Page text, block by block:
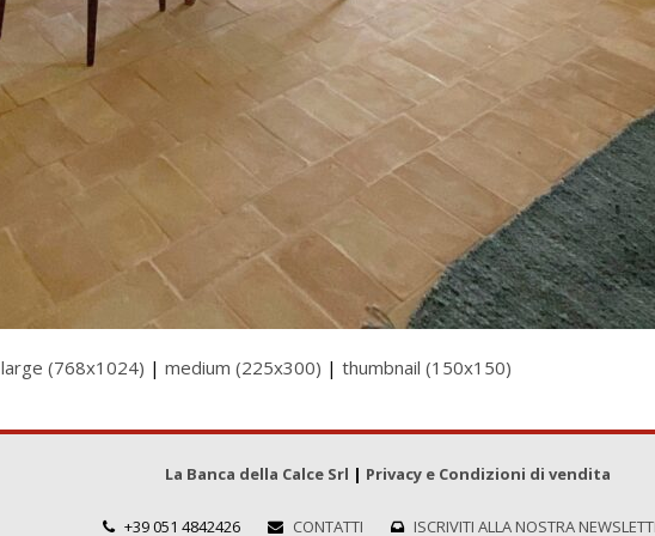
large (768x1024) | medium (225x300) | thumbnail (150x150)
La Banca della Calce Srl | Privacy e Condizioni di vendita
+39 051 4842426 CONTATTI ISCRIVITI ALLA NOSTRA